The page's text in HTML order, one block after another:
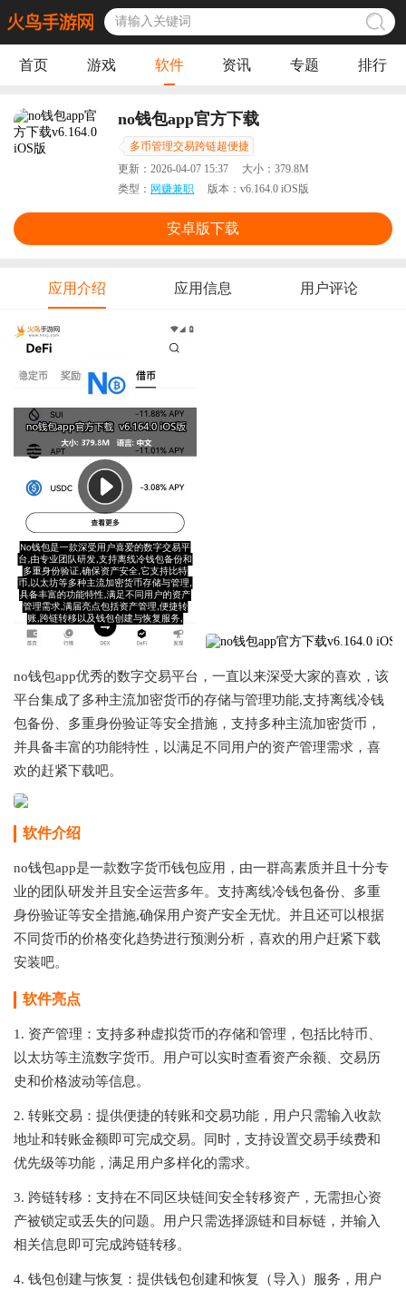
首页 游戏 软件 资讯 专题 排行
no钱包app官方下载
多币管理交易跨链超便捷
更新： 2026-04-07 15:37 大小： 379.8M
类型： 网赚兼职 版本： v6.164.0 iOS版
安卓版下载
应用介绍 应用信息 用户评论
no钱包app优秀的数字交易平台，一直以来深受大家的喜欢，该
平台集成了多种主流加密货币的存储与管理功能,支持离线冷钱
包备份、多重身份验证等安全措施，支持多种主流加密货币，
并具备丰富的功能特性，以满足不同用户的资产管理需求，喜
欢的赶紧下载吧。
软件介绍
no钱包app是一款数字货币钱包应用，由一群高素质并且十分专
业的团队研发并且安全运营多年。支持离线冷钱包备份、多重
身份验证等安全措施,确保用户资产安全无忧。并且还可以根据
不同货币的价格变化趋势进行预测分析，喜欢的用户赶紧下载
安装吧。
软件亮点
1. 资产管理：支持多种虚拟货币的存储和管理，包括比特币、
以太坊等主流数字货币。用户可以实时查看资产余额、交易历
史和价格波动等信息。
2. 转账交易：提供便捷的转账和交易功能，用户只需输入收款
地址和转账金额即可完成交易。同时，支持设置交易手续费和
优先级等功能，满足用户多样化的需求。
3. 跨链转移：支持在不同区块链间安全转移资产，无需担心资
产被锁定或丢失的问题。用户只需选择源链和目标链，并输入
相关信息即可完成跨链转移。
4. 钱包创建与恢复：提供钱包创建和恢复（导入）服务，用户